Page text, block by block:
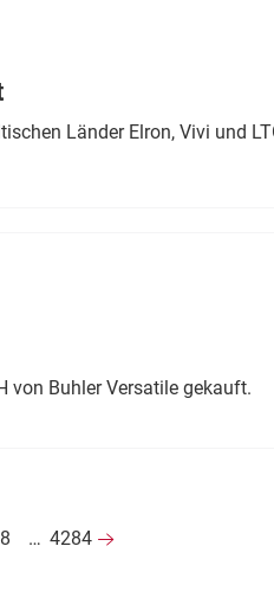
Länder Elron, Vivi und
von Buhler Versatile gekauft.
8 … 4284